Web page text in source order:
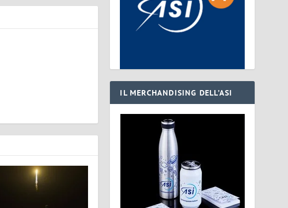
IL MERCHANDISING DELL’ASI